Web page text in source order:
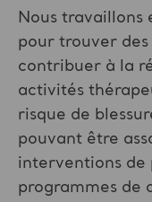
Nous travaillons
pour trouver
contribuer à la
activités
risque de
pouvant être
interventions de
programmes de